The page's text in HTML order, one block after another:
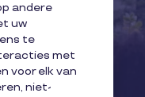
andere
uw
te
met
voor elk van
niet-